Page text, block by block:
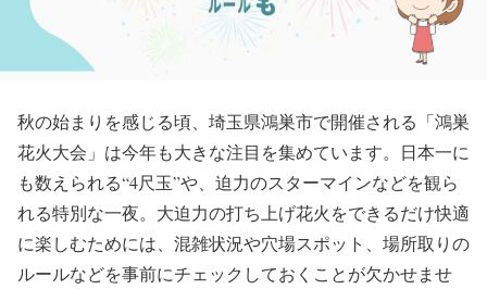
秋の始まりを感じる頃、埼玉県鴻巣市で開催される「鴻巣
花火大会」は今年も大きな注目を集めています。日本一に
も数えられる“4尺玉”や、迫力のスターマインなどを観ら
れる特別な一夜。大迫力の打ち上げ花火をできるだけ快適
に楽しむためには、混雑状況や穴場スポット、場所取りの
ルールなどを事前にチェックしておくことが欠かせませ